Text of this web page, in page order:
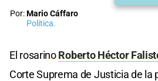
Por:Mario Cáffaro
Política.
El rosarinoRoberto Héctor
Corte Suprema de Justicia de la